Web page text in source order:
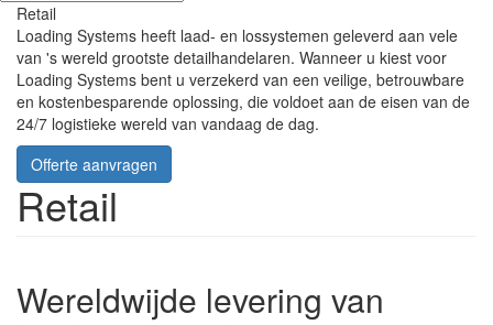
Retail
Loading Systems heeft laad- en lossystemen geleverd aan vele
van 's wereld grootste detailhandelaren. Wanneer u kiest voor
Loading Systems bent u verzekerd van een veilige, betrouwbare
en kostenbesparende oplossing, die voldoet aan de eisen van de
24/7 logistieke wereld van vandaag de dag.
Offerte aanvragen
Retail
Wereldwijde levering van